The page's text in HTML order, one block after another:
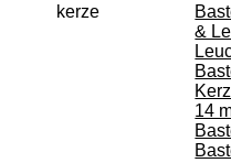
kerze
&
14